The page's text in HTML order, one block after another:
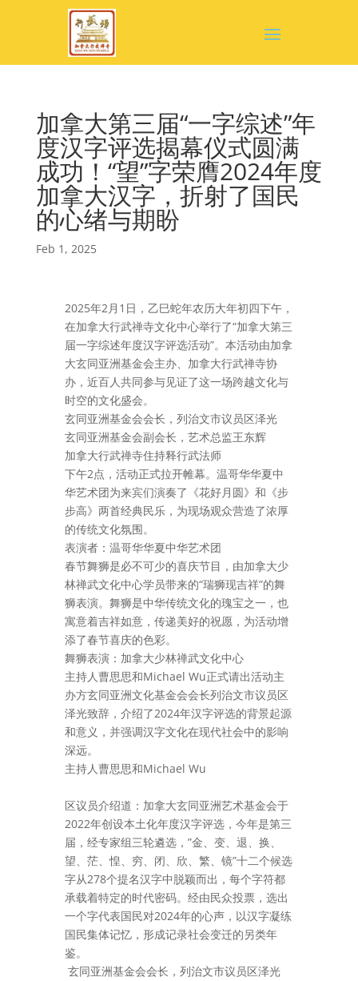
加拿大第三届“一字综述”年
度汉字评选揭幕仪式圆满
成功！“望”字荣膺2024年度
加拿大汉字，折射了国民
的心绪与期盼
Feb 1, 2025
2025年2月1日，乙巳蛇年农历大年初四下午，
在加拿大行武禅寺文化中心举行了“加拿大第三
届一字综述年度汉字评选活动”。本活动由加拿
大玄同亚洲基金会主办、加拿大行武禅寺协
办，近百人共同参与见证了这一场跨越文化与
时空的文化盛会。
玄同亚洲基金会会长，列治文市议员区泽光
玄同亚洲基金会副会长，艺术总监王东辉
加拿大行武禅寺住持释行武法师
下午2点，活动正式拉开帷幕。温哥华华夏中
华艺术团为来宾们演奏了《花好月圆》和《步
步高》两首经典民乐，为现场观众营造了浓厚
的传统文化氛围。
表演者：温哥华华夏中华艺术团
春节舞狮是必不可少的喜庆节目，由加拿大少
林禅武文化中心学员带来的“瑞狮现吉祥”的舞
狮表演。舞狮是中华传统文化的瑰宝之一，也
寓意着吉祥如意，传递美好的祝愿，为活动增
添了春节喜庆的色彩。
舞狮表演：加拿大少林禅武文化中心
主持人曹思思和Michael Wu正式请出活动主
办方玄同亚洲文化基金会会长列治文市议员区
泽光致辞，介绍了2024年汉字评选的背景起源
和意义，并强调汉字文化在现代社会中的影响
深远。
主持人曹思思和Michael Wu
区议员介绍道：加拿大玄同亚洲艺术基金会于
2022年创设本土化年度汉字评选，今年是第三
届，经专家组三轮遴选，”金、变、退、换、
望、茫、惶、穷、闭、欣、繁、镜”十二个候选
字从278个提名汉字中脱颖而出，每个字符都
承载着特定的时代密码。经由民众投票，选出
一个字代表国民对2024年的心声，以汉字凝练
国民集体记忆，形成记录社会变迁的另类年
鉴。
玄同亚洲基金会会长，列治文市议员区泽光